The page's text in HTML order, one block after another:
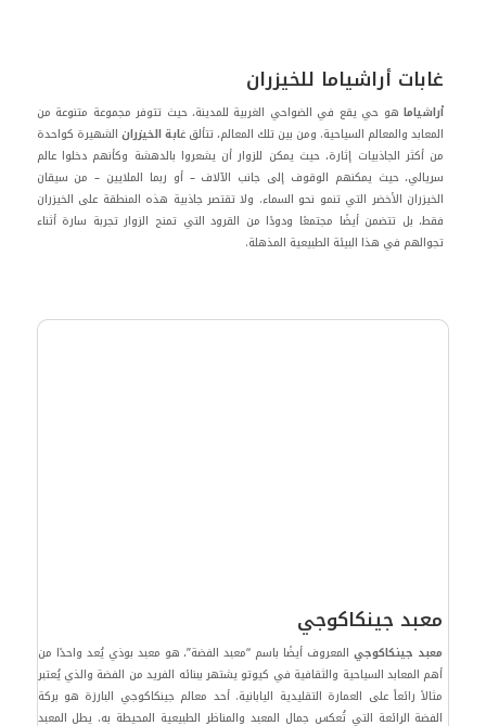
غابات أراشياما للخيزران
أراشياما هو حي يقع في الضواحي الغربية للمدينة، حيث تتوفر مجموعة متنوعة من
المعابد والمعالم السياحية. ومن بين تلك المعالم، تتألق غابة الخيزران الشهيرة كواحدة
من أكثر الجاذبيات إثارة، حيث يمكن للزوار أن يشعروا بالدهشة وكأنهم دخلوا عالم
سريالي، حيث يمكنهم الوقوف إلى جانب الآلاف – أو ربما الملايين – من سيقان
الخيزران الأخضر التي تنمو نحو السماء. ولا تقتصر جاذبية هذه المنطقة على الخيزران
فقط، بل تتضمن أيضًا مجتمعًا ودودًا من القرود التي تمنح الزوار تجربة سارة أثناء
تجوالهم في هذا البيئة الطبيعية المذهلة.
معبد جينكاكوجي
معبد جينكاكوجيالمعروف أيضًا باسم “معبد الفضة”، هو معبد بوذي يُعد واحدًا من
أهم المعابد السياحية والثقافية في كيوتو يشتهر ببنائه الفريد من الفضة والذي يُعتبر
مثالاً رائعاً على العمارة التقليدية اليابانية. أحد معالم جينكاكوجي البارزة هو بركة
الفضة الرائعة التي تُعكس جمال المعبد والمناظر الطبيعية المحيطة به. يطل المعبد